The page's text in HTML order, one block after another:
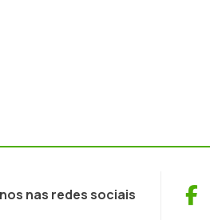
nas redes sociais